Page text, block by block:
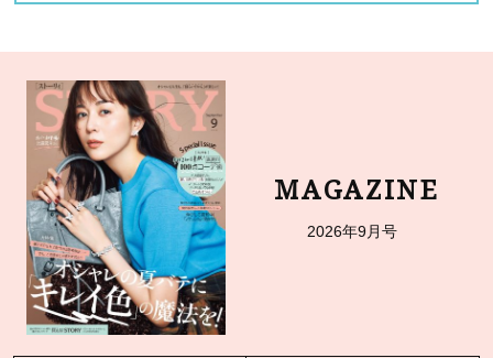
MAGAZINE
2026年9月号